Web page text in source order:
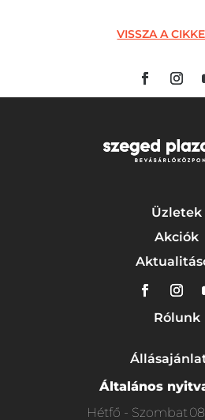
VISSZA A
Üzletek
Akciók
Rólunk
Általános
Hétfő - Szombat